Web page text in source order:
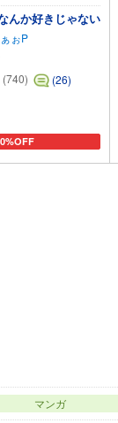
んか好きじゃない
ぁぉP
(740)
(26)
トに追加
マンガ